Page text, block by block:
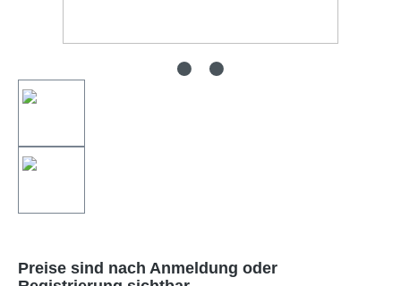
Preise sind nach Anmeldung oder